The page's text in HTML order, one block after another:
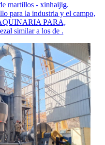
martillos - xinhaijig.
para la industria y el campo,
PARA,
similar a los de .